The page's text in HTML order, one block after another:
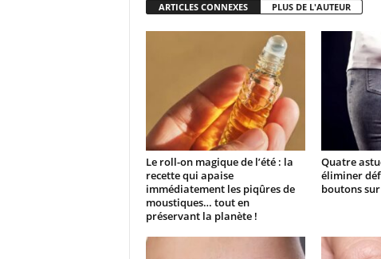
ARTICLES CONNEXES PLUS DE L'AUTEUR
Le roll-on magique de l’été : la
recette qui apaise
immédiatement les piqûres de
moustiques… tout en
préservant la planète !
Quatre
éliminer
boutons sur